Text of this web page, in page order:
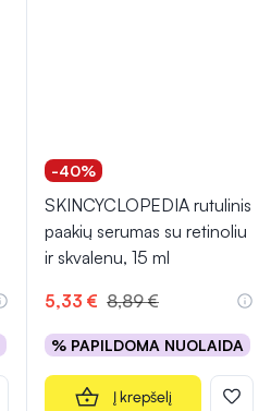
-40%
SKINCYCLOPEDIA rutulinis
paakių serumas su retinoliu
ir skvalenu, 15 ml
5,33 € 8,89 €
% PAPILDOMA NUOLAIDA
Į krepšelį